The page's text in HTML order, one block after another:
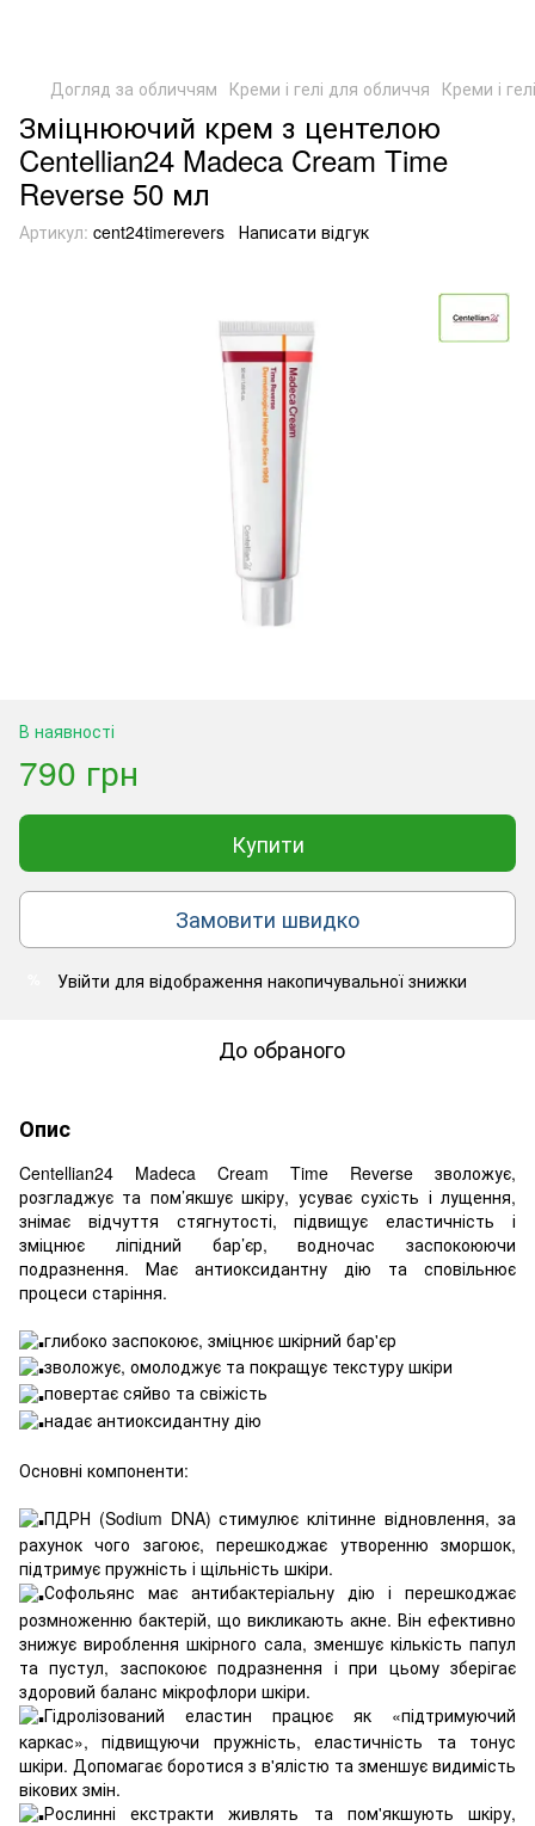
Догляд за обличчям Креми і гелі для обличчя Креми і
Зміцнюючий крем з центелою
Centellian24 Madeca Cream Time
Reverse 50 мл
Артикул: cent24timerevers Написати відгук
В наявності
790 грн
Купити
Замовити швидко
Увійти для відображення накопичувальної знижки
До обраного
Опис
Centellian24 Madeca Cream Time Reverse зволожує,
розгладжує та пом’якшує шкіру, усуває сухість і лущення,
знімає відчуття стягнутості, підвищує еластичність і
зміцнює ліпідний бар’єр, водночас заспокоюючи
подразнення. Має антиоксидантну дію та сповільнює
процеси старіння.
глибоко заспокоює, зміцнює шкірний бар'єр
зволожує, омолоджує та покращує текстуру шкіри
повертає сяйво та свіжість
надає антиоксидантну дію
Основні компоненти:
ПДРН (Sodium DNA) стимулює клітинне відновлення, за
рахунок чого загоює, перешкоджає утворенню зморшок,
підтримує пружність і щільність шкіри.
Софольянс має антибактеріальну дію і перешкоджає
розмноженню бактерій, що викликають акне. Він ефективно
знижує вироблення шкірного сала, зменшує кількість папул
та пустул, заспокоює подразнення і при цьому зберігає
здоровий баланс мікрофлори шкіри.
Гідролізований еластин працює як «підтримуючий
каркас», підвищуючи пружність, еластичність та тонус
шкіри. Допомагає боротися з в'ялістю та зменшує видимість
вікових змін.
Рослинні екстракти живлять та пом'якшують шкіру,